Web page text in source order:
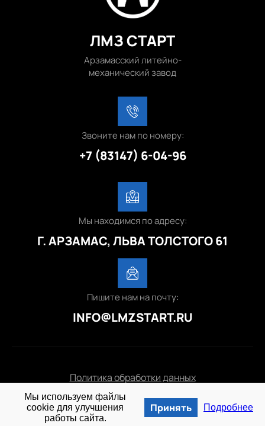
ЛМЗ СТАРТ
Арзамасский литейно-
механический завод
+7 (83147) 6-04-96
Звоните нам по номеру:
Г. АРЗАМАС, ЛЬВА ТОЛСТОГО 61
Мы находимся по адресу:
INFO@LMZSTART.RU
Пишите нам на почту:
Политика обработки данных
© 2025 lmzstart.ru
Мы используем файлы
cookie для улучшения
работы сайта.
Принять Подробнее